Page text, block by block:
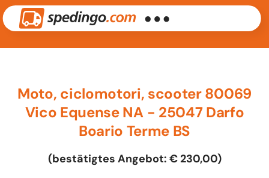
Moto, ciclomotori, scooter 80069
Vico Equense NA - 25047 Darfo
Boario Terme BS
(bestätigtes Angebot: € 230,00)